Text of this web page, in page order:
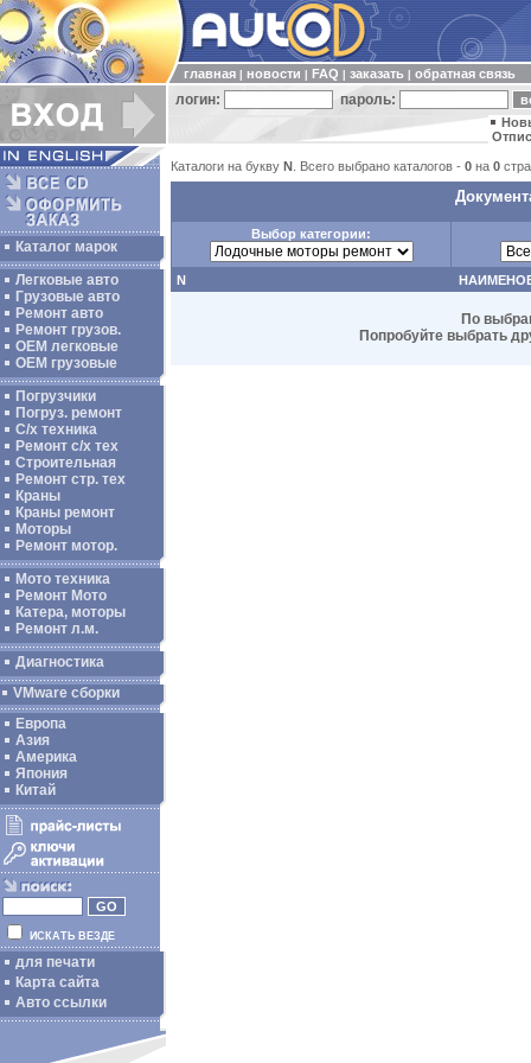
главная новости FAQ заказать обратная связь
логин: пароль:
Каталог марок
Легковые авто
Грузовые авто
Ремонт авто
Ремонт грузов.
ОЕМ легковые
OEM грузовые
Погрузчики
Погруз. ремонт
С/х техника
Ремонт с/х тех
Строительная
Ремонт стр. тех
Краны
Краны ремонт
Моторы
Ремонт мотор.
Мото техника
Ремонт Мото
Катера, моторы
Ремонт л.м.
Диагностика
VMware сборки
Европа
Азия
Америка
Япония
Китай
ИСКАТЬ ВЕЗДЕ
для печати
Карта сайта
Авто ссылки
Каталоги на букву N . Всего выбрано каталогов - 0 на 0
Выбор категории:
N
По
Попробуйте выбрать